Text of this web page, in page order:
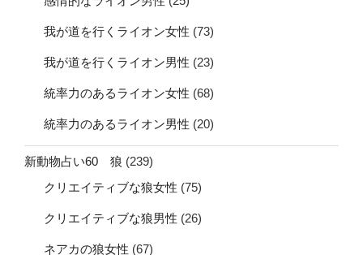
我が道を行くライオン女性 (73)
我が道を行くライオン男性 (23)
統率力のあるライオン女性 (68)
統率力のあるライオン男性 (20)
新動物占い60 狼 (239)
クリエイティブな狼女性 (75)
クリエイティブな狼男性 (26)
ネアカの狼女性 (67)